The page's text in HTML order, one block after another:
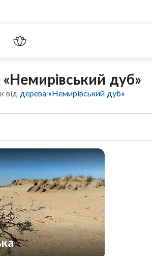
дуб»
від дерева «Немирівський дуб»